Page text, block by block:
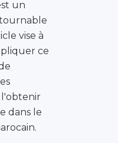
un
vise à
ce
dans le